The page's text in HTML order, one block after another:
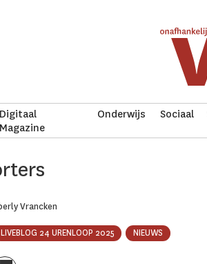
Digitaal
Magazine
Onderwijs Sociaal
Vrancken
LIVEBLOG 24 URENLOOP 2025 NIEUWS